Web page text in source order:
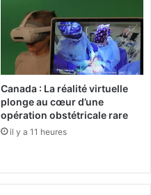
Canada : La réalité virtuelle
plonge au cœur d’une
opération obstétricale rare
il y a 11 heures